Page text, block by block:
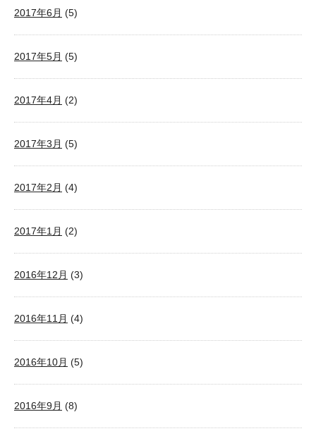
2017年6月 (5)
2017年5月 (5)
2017年4月 (2)
2017年3月 (5)
2017年2月 (4)
2017年1月 (2)
2016年12月 (3)
2016年11月 (4)
2016年10月 (5)
2016年9月 (8)